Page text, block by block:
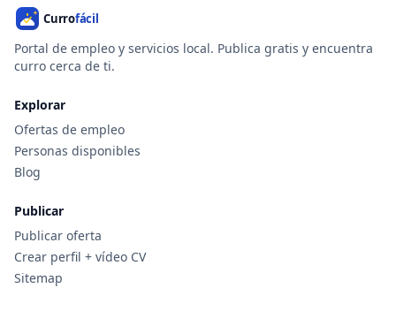
Portal de empleo y servicios local. Publica gratis y encuentra
curro cerca de ti.
Explorar
Ofertas de empleo
Personas disponibles
Blog
Publicar
Publicar oferta
Crear perfil + vídeo CV
Sitemap